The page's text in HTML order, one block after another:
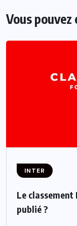
Vous
INTER
Le
publié ?